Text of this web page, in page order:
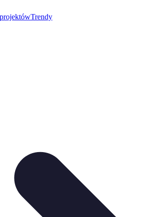
Trendy